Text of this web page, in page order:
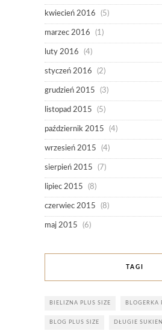
kwiecień 2016 (5)
marzec 2016 (1)
luty 2016 (4)
styczeń 2016 (2)
grudzień 2015 (3)
listopad 2015 (5)
październik 2015 (4)
wrzesień 2015 (4)
sierpień 2015 (7)
lipiec 2015 (8)
czerwiec 2015 (8)
maj 2015 (6)
TAGI
BIELIZNA PLUS SIZE BLOGERKA
BLOG PLUS SIZE DŁUGIE